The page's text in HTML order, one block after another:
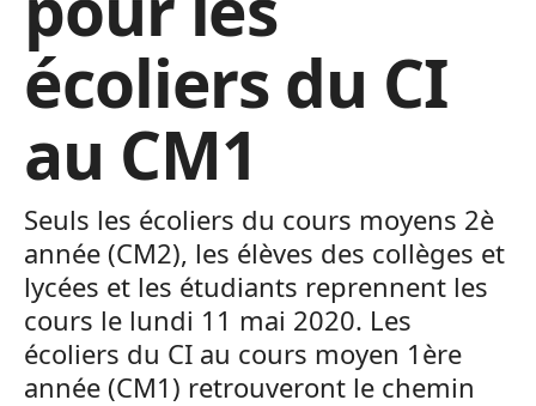
écoliers du CI
au CM1
Seuls les écoliers du cours moyens 2è
année (CM2), les élèves des collèges et
lycées et les étudiants reprennent les
cours le lundi 11 mai 2020. Les
écoliers du CI au cours moyen 1ère
année (CM1) retrouveront le chemin